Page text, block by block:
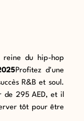
reine du hip-hop
Profitez d'une
R&B et soul.
de 295 AED, et il
tôt pour être